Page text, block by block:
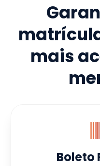
mais
Boleto